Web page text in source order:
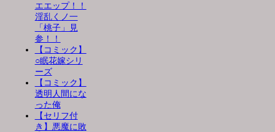
エエップ！！
淫乱くノ一
「桃子」見
参！！
【コミック】
○眠花嫁シリ
ーズ
【コミック】
透明人間にな
った俺
【セリフ付
き】悪魔に敗